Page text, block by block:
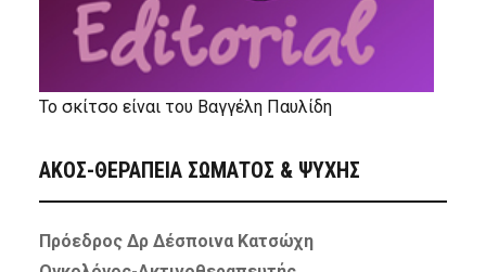
Το σκίτσο είναι του Βαγγέλη Παυλίδη
ΑΚΟΣ-ΘΕΡΑΠΕΙΑ ΣΩΜΑΤΟΣ & ΨΥΧΗΣ
Πρόεδρος Δρ Δέσποινα Κατσώχη